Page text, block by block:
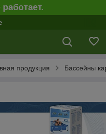
продукция Бассейны